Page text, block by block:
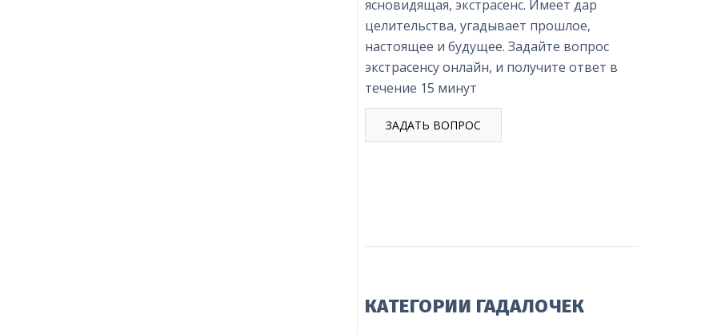
ясновидящая, экстрасенс. Имеет дар
целительства, угадывает прошлое,
настоящее и будущее. Задайте вопрос
экстрасенсу онлайн, и получите ответ в
течение 15 минут
ЗАДАТЬ ВОПРОС
КАТЕГОРИИ ГАДАЛОЧЕК